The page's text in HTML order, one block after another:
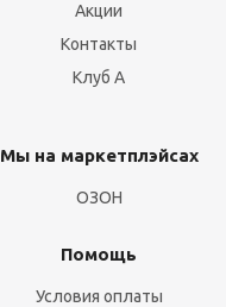
Акции
Контакты
Клуб А
Мы на маркетплэйсах
ОЗОН
Помощь
Условия оплаты